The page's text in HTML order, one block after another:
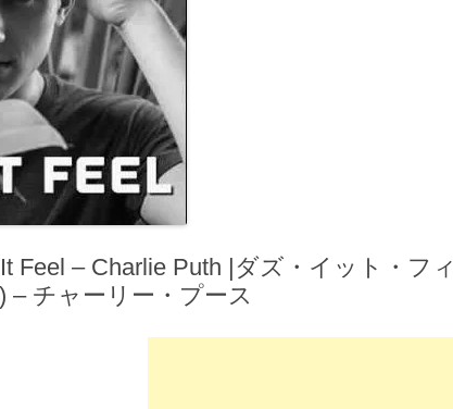
It Feel – Charlie Puth |ダズ・イット・フィ
– チャーリー・プース